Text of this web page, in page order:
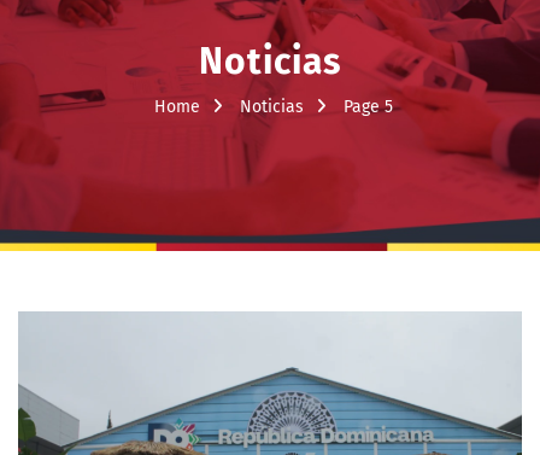
Noticias
Home Noticias Page 5